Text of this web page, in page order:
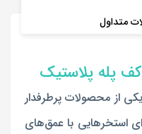
متداول
یکی از محصولات پرطرفدار
استخرهایی با عمق‌های